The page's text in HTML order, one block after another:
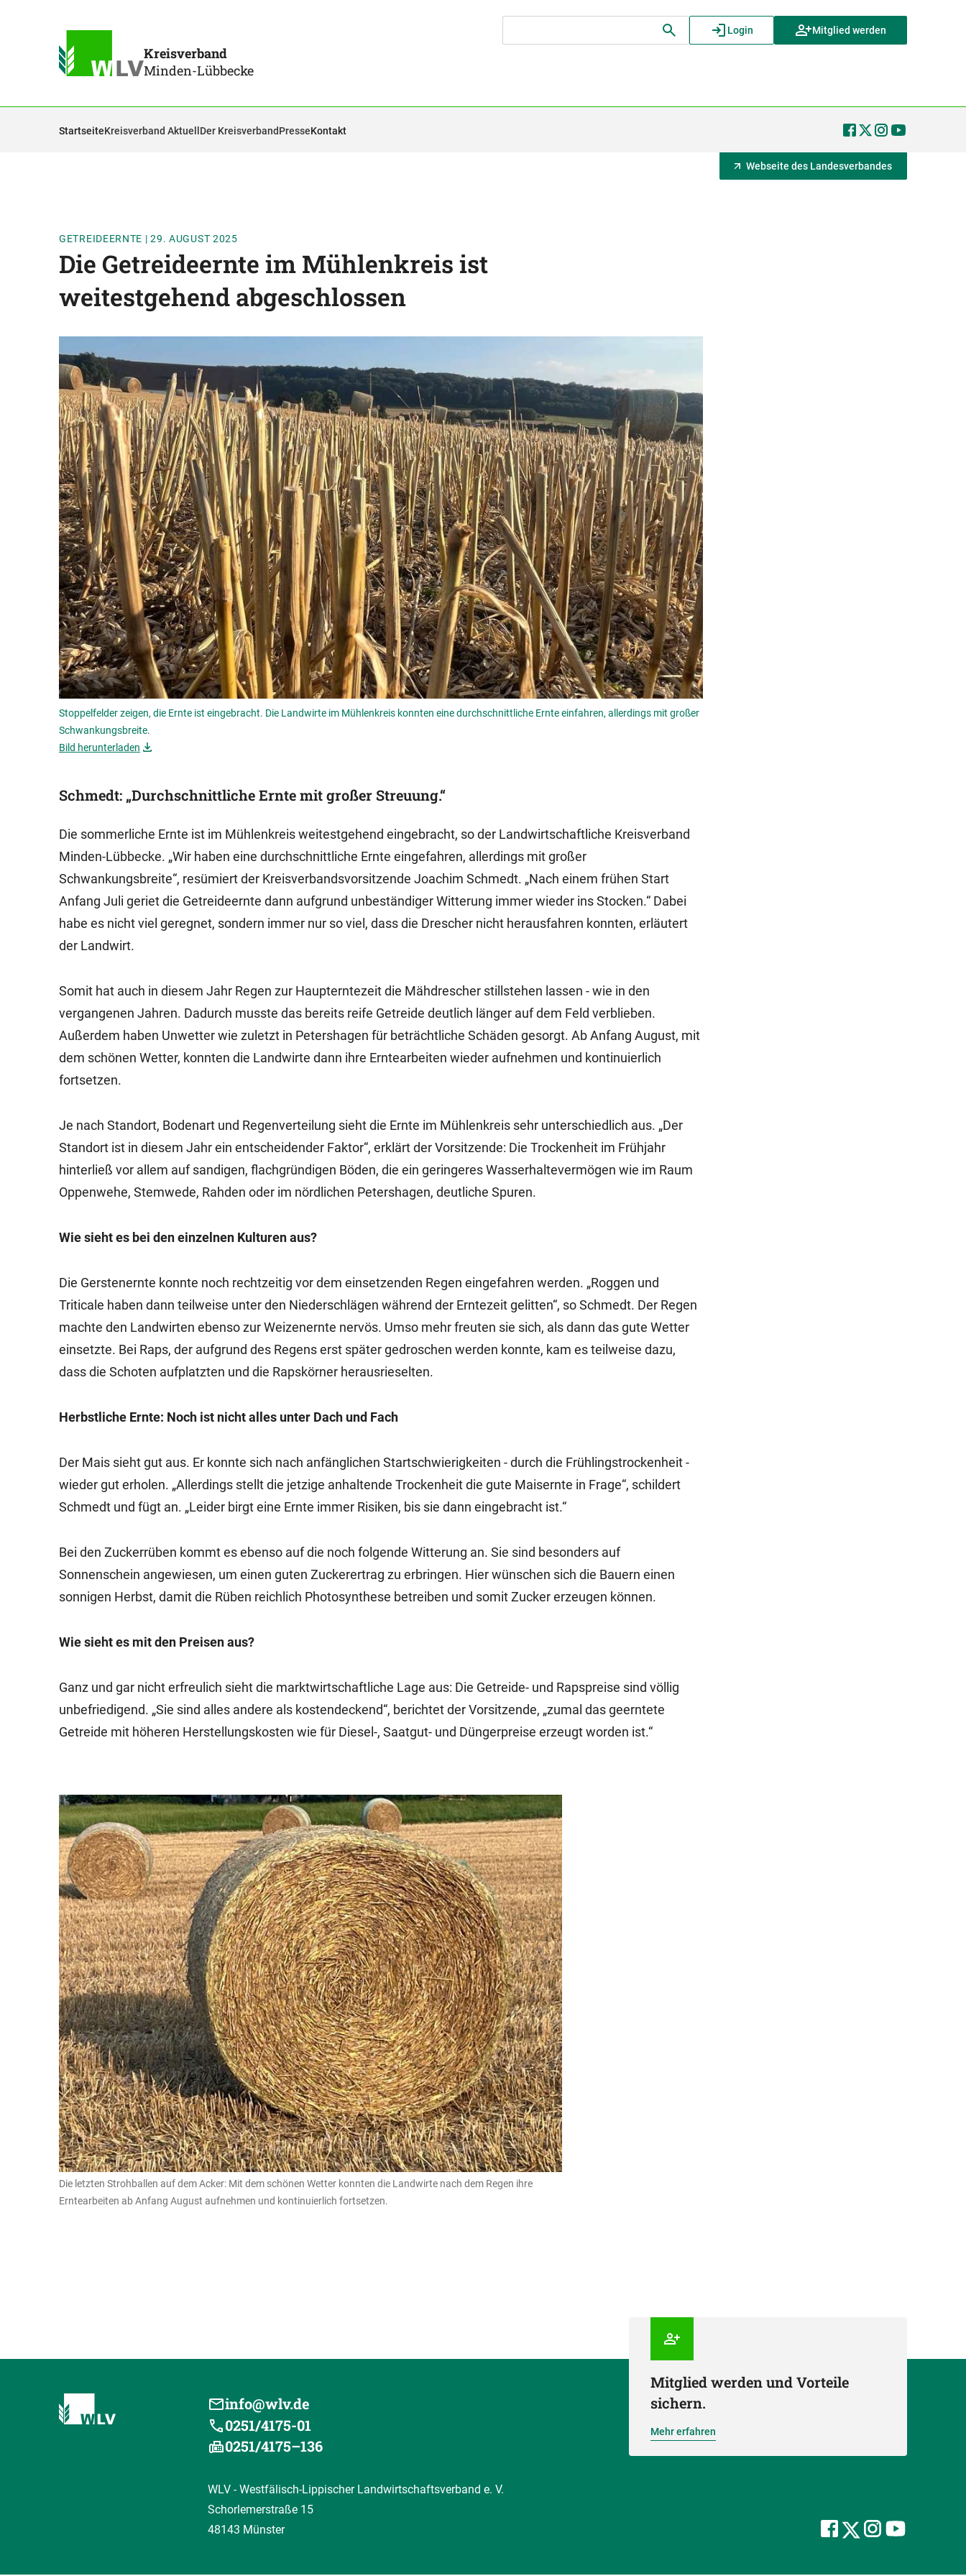
Kreisverband
Minden-Lübbecke
Login Mitglied werden
StartseiteKreisverband Aktuell Der KreisverbandPresseKontakt
Webseite des Landesverbandes
GETREIDEERNTE |29. AUGUST 2025
Die Getreideernte im Mühlenkreis ist
weitestgehend abgeschlossen
Stoppelfelder zeigen, die Ernte ist eingebracht. Die Landwirte im Mühlenkreis konnten eine durchschnittliche Ernte einfahren, allerdings mit großer
Schwankungsbreite.
Bild herunterladen
Schmedt: „Durchschnittliche Ernte mit großer Streuung.“
Die sommerliche Ernte ist im Mühlenkreis weitestgehend eingebracht, so der Landwirtschaftliche Kreisverband
Minden-Lübbecke. „Wir haben eine durchschnittliche Ernte eingefahren, allerdings mit großer
Schwankungsbreite“, resümiert der Kreisverbandsvorsitzende Joachim Schmedt. „Nach einem frühen Start
Anfang Juli geriet die Getreideernte dann aufgrund unbeständiger Witterung immer wieder ins Stocken.“ Dabei
habe es nicht viel geregnet, sondern immer nur so viel, dass die Drescher nicht herausfahren konnten, erläutert
der Landwirt.
Somit hat auch in diesem Jahr Regen zur Haupterntezeit die Mähdrescher stillstehen lassen - wie in den
vergangenen Jahren. Dadurch musste das bereits reife Getreide deutlich länger auf dem Feld verblieben.
Außerdem haben Unwetter wie zuletzt in Petershagen für beträchtliche Schäden gesorgt. Ab Anfang August, mit
dem schönen Wetter, konnten die Landwirte dann ihre Erntearbeiten wieder aufnehmen und kontinuierlich
fortsetzen.
Je nach Standort, Bodenart und Regenverteilung sieht die Ernte im Mühlenkreis sehr unterschiedlich aus. „Der
Standort ist in diesem Jahr ein entscheidender Faktor“, erklärt der Vorsitzende: Die Trockenheit im Frühjahr
hinterließ vor allem auf sandigen, flachgründigen Böden, die ein geringeres Wasserhaltevermögen wie im Raum
Oppenwehe, Stemwede, Rahden oder im nördlichen Petershagen, deutliche Spuren.
Wie sieht es bei den einzelnen Kulturen aus?
Die Gerstenernte konnte noch rechtzeitig vor dem einsetzenden Regen eingefahren werden. „Roggen und
Triticale haben dann teilweise unter den Niederschlägen während der Erntezeit gelitten“, so Schmedt. Der Regen
machte den Landwirten ebenso zur Weizenernte nervös. Umso mehr freuten sie sich, als dann das gute Wetter
einsetzte. Bei Raps, der aufgrund des Regens erst später gedroschen werden konnte, kam es teilweise dazu,
dass die Schoten aufplatzten und die Rapskörner herausrieselten.
Herbstliche Ernte: Noch ist nicht alles unter Dach und Fach
Der Mais sieht gut aus. Er konnte sich nach anfänglichen Startschwierigkeiten - durch die Frühlingstrockenheit -
wieder gut erholen. „Allerdings stellt die jetzige anhaltende Trockenheit die gute Maisernte in Frage“, schildert
Schmedt und fügt an. „Leider birgt eine Ernte immer Risiken, bis sie dann eingebracht ist.“
Bei den Zuckerrüben kommt es ebenso auf die noch folgende Witterung an. Sie sind besonders auf
Sonnenschein angewiesen, um einen guten Zuckerertrag zu erbringen. Hier wünschen sich die Bauern einen
sonnigen Herbst, damit die Rüben reichlich Photosynthese betreiben und somit Zucker erzeugen können.
Wie sieht es mit den Preisen aus?
Ganz und gar nicht erfreulich sieht die marktwirtschaftliche Lage aus: Die Getreide- und Rapspreise sind völlig
unbefriedigend. „Sie sind alles andere als kostendeckend“, berichtet der Vorsitzende, „zumal das geerntete
Getreide mit höheren Herstellungskosten wie für Diesel-, Saatgut- und Düngerpreise erzeugt worden ist.“
Die letzten Strohballen auf dem Acker: Mit dem schönen Wetter konnten die Landwirte nach dem Regen ihre
Erntearbeiten ab Anfang August aufnehmen und kontinuierlich fortsetzen.
Mitglied werden und Vorteile
sichern.
Mehr erfahren
info@wlv.de
0251/4175-01
0251/4175–136
WLV - Westfälisch-Lippischer Landwirtschaftsverband e. V.
Schorlemerstraße 15
48143 Münster